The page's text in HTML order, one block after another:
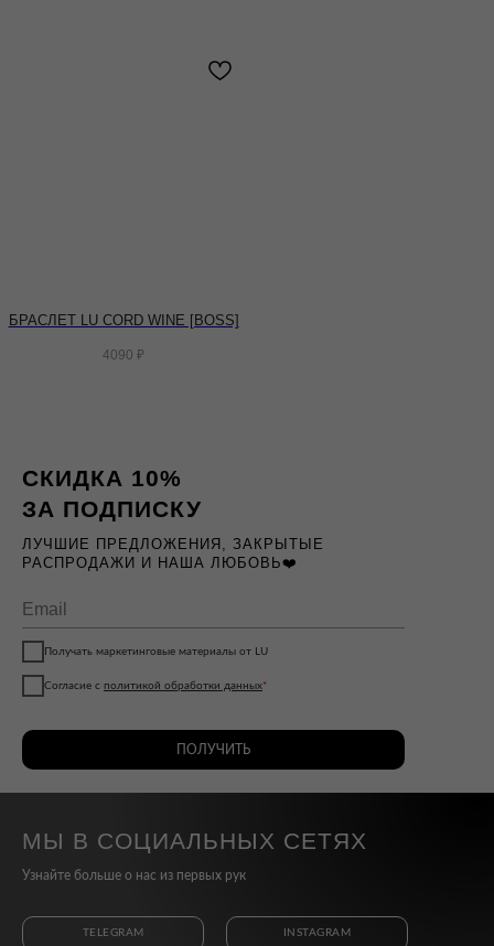
БРАСЛЕТ LU CORD WINE [BOSS]
4090 ₽
СКИДКА 10%
ЗА ПОДПИСКУ
Получать маркетинговые материалы от LU
Согласие с политикой обработки данных*
ПОЛУЧИТЬ
МЫ В СОЦИАЛЬНЫХ СЕТЯХ
Узнайте больше о нас из первых рук
TELEGRAM INSTAGRAM
ЛУЧШИЕ ПРЕДЛОЖЕНИЯ, ЗАКРЫТЫЕ
РАСПРОДАЖИ И НАША ЛЮБОВЬ❤️